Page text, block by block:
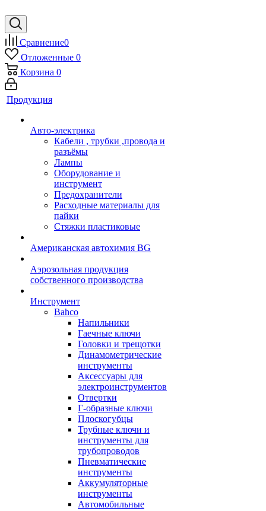
Сравнение0
Отложенные 0
Корзина 0
Продукция
Авто-электрика
Кабели , трубки ,провода и
разъёмы
Лампы
Оборудование и
инструмент
Предохранители
Расходные материалы для
пайки
Стяжки пластиковые
Американская автохимия BG
Аэрозольная продукция
собственного производства
Инструмент
Bahco
Напильники
Гаечные ключи
Головки и трещотки
Динамометрические
инструменты
Аксессуары для
электроинструментов
Отвертки
Г-образные ключи
Плоскогубцы
Трубные ключи и
инструменты для
трубопроводов
Пневматические
инструменты
Аккумуляторные
инструменты
Автомобильные